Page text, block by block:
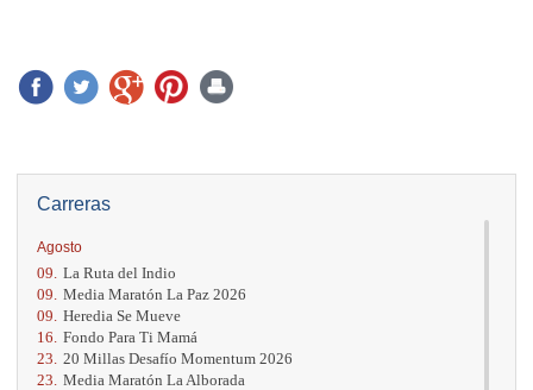
Carreras
Agosto
09. La Ruta del Indio
09. Media Maratón La Paz 2026
09. Heredia Se Mueve
16. Fondo Para Ti Mamá
23. 20 Millas Desafío Momentum 2026
23. Media Maratón La Alborada